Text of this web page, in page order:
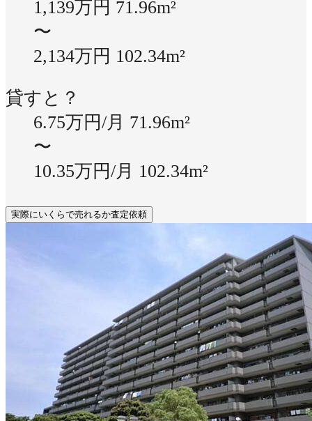
1,139万円 71.96m²
〜
2,134万円 102.34m²
貸すと？
6.75万円/月 71.96m²
〜
10.35万円/月 102.34m²
実際にいくらで売れるか査定依頼